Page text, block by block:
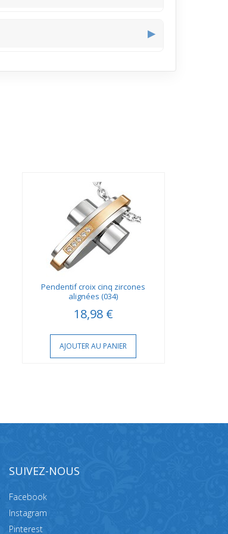
▶
Pendentif croix cinq zircones
alignées (034)
18,98 €
AJOUTER AU PANIER
SUIVEZ-NOUS
Facebook
Instagram
Pinterest